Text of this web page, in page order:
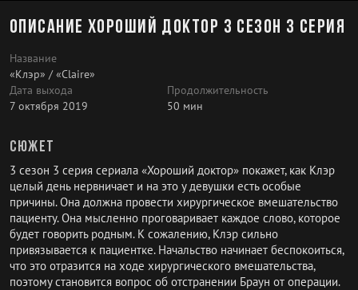
Описание Хороший доктор 3 сезон 3 серия
Название
«Клэр» / «Claire»
Дата выхода
7 октября 2019
Продолжительность
50 мин
Сюжет
3 сезон 3 серия сериала «Хороший доктор» покажет, как Клэр
целый день нервничает и на это у девушки есть особые
причины. Она должна провести хирургическое вмешательство
пациенту. Она мысленно проговаривает каждое слово, которое
будет говорить родным. К сожалению, Клэр сильно
привязывается к пациентке. Начальство начинает беспокоиться,
что это отразится на ходе хирургического вмешательства,
поэтому становится вопрос об отстранении Браун от операции.